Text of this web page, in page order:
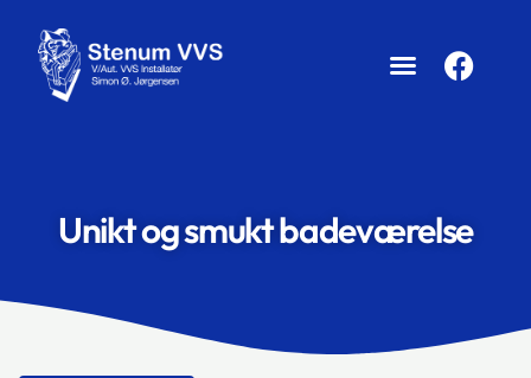
Unikt og smukt badeværelse